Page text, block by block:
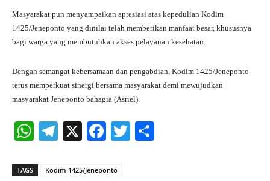
Masyarakat pun menyampaikan apresiasi atas kepedulian Kodim
1425/Jeneponto yang dinilai telah memberikan manfaat besar, khususnya
bagi warga yang membutuhkan akses pelayanan kesehatan.
Dengan semangat kebersamaan dan pengabdian, Kodim 1425/Jeneponto
terus memperkuat sinergi bersama masyarakat demi mewujudkan
masyarakat Jeneponto bahagia (Asriel).
W
ts
Te
gr
X
Fa
bo
T
TAGS Kodim 1425/Jeneponto